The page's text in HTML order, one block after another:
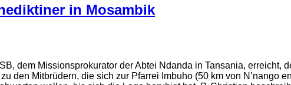
in Mosambik
dem Missionsprokurator der Abtei Ndanda in Tansania, erreicht,
den Mitbrüdern, die sich zur Pfarrei Imbuho (50 km von N’nango